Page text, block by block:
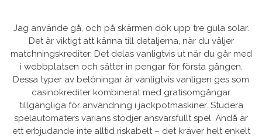
Jag använde gå, och på skärmen dök upp tre gula solar.
Det är viktigt att känna till detaljerna, när du väljer
matchningskrediter. Det delas vanligtvis ut när du går med
i webbplatsen och sätter in pengar för första gången.
Dessa typer av belöningar är vanligtvis vanligen ges som
casinokrediter kombinerat med gratisomgångar
tillgängliga för användning i jackpotmaskiner. Studera
spelautomaters varians stödjer ansvarsfullt spel. Ändå är
ett erbjudande inte alltid riskabelt – det kräver helt enkelt